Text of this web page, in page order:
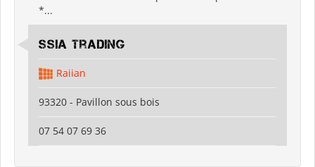
*...
SSIA Trading
Raiian
93320 - Pavillon sous bois
07 54 07 69 36